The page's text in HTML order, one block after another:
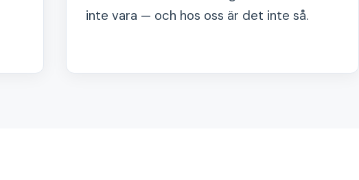
inte vara — och hos oss är det inte så.